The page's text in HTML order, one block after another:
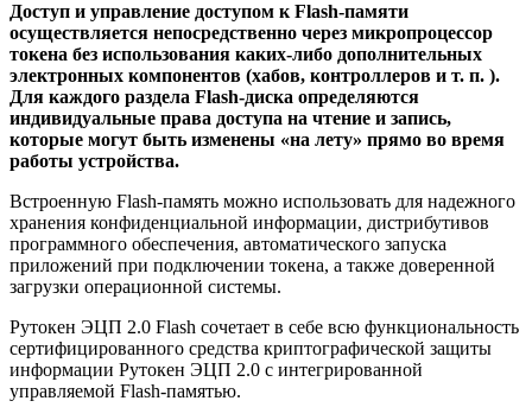
Доступ и управление доступом к Flash-памяти
осуществляется непосредственно через микропроцессор
токена без использования каких-либо дополнительных
электронных компонентов (хабов, контроллеров и т. п. ).
Для каждого раздела Flash-диска определяются
индивидуальные права доступа на чтение и запись,
которые могут быть изменены «на лету» прямо во время
работы устройства.
Встроенную Flash-память можно использовать для надежного
хранения конфиденциальной информации, дистрибутивов
программного обеспечения, автоматического запуска
приложений при подключении токена, а также доверенной
загрузки операционной системы.
Рутокен ЭЦП 2.0 Flash сочетает в себе всю функциональность
сертифицированного средства криптографической защиты
информации Рутокен ЭЦП 2.0 с интегрированной
управляемой Flash-памятью.